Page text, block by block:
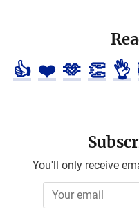
👍 ❤️ 🫶 👏 👌
You'll only receive